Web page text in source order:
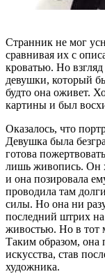
Странник не мог
сравнивая их с
кроватью. Но
девушки, который
будто она оживет.
картины и был
Оказалось, что
Девушка была
готова
лишь живопись. Он
и она позировала
проводила там
силы. Но она ни
последний штрих
живостью. Но в тот
Таким образом, она
искусства, став
художника.